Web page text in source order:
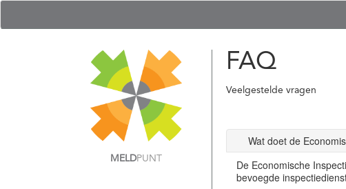
MELDPUNT
FAQ
Veelgestelde vragen
Wat doet de
De Economische
bevoegde